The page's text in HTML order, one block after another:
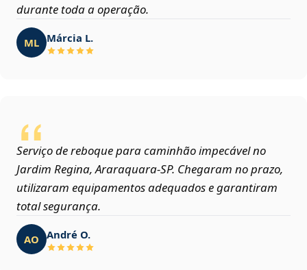
durante toda a operação.
ML Márcia L.
Serviço de reboque para caminhão impecável no
Jardim Regina, Araraquara‑SP. Chegaram no prazo,
utilizaram equipamentos adequados e garantiram
total segurança.
AO André O.